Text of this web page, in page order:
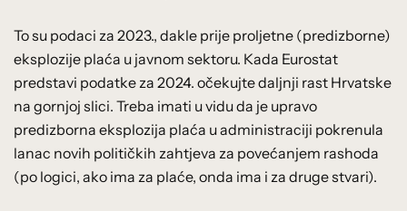
To su podaci za 2023., dakle prije proljetne (predizborne)
eksplozije plaća u javnom sektoru. Kada Eurostat
predstavi podatke za 2024. očekujte daljnji rast Hrvatske
na gornjoj slici. Treba imati u vidu da je upravo
predizborna eksplozija plaća u administraciji pokrenula
lanac novih političkih zahtjeva za povećanjem rashoda
(po logici, ako ima za plaće, onda ima i za druge stvari).